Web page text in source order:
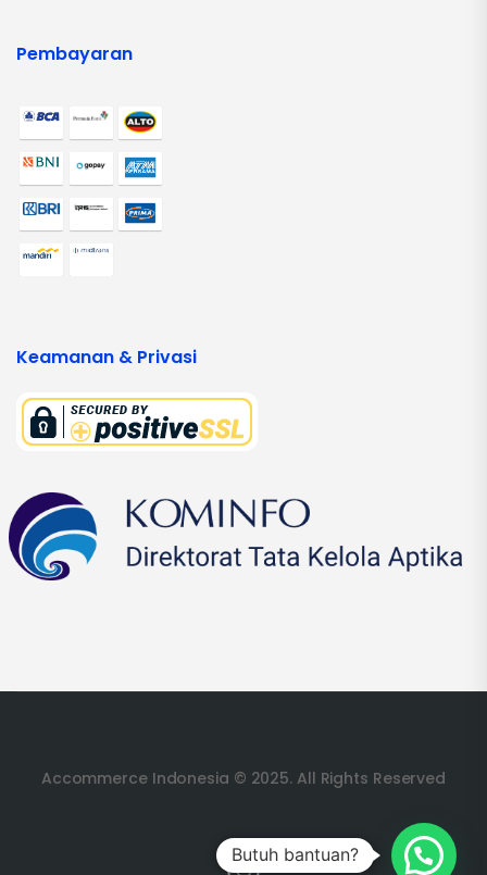
Pembayaran
Keamanan & Privasi
Accommerce Indonesia © 2025. All Rights Reserved
Butuh bantuan?